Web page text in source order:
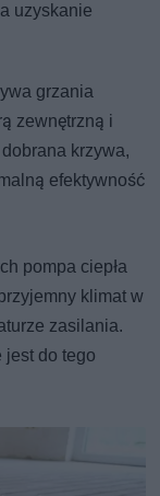
uzyskanie
grzania
zewnętrzną i
krzywa,
efektywność
pompa ciepła
klimat w
zasilania.
jest do tego